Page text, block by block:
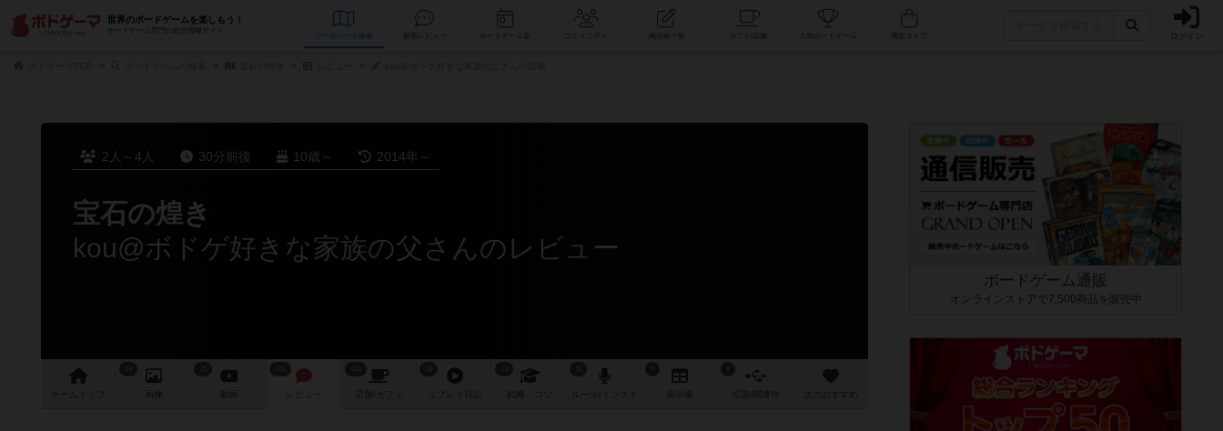
世界のボードゲームを楽しもう！
ボードゲーム専門の総合情報サイト
データベース コミュニティ 人気ボードゲーム ログイン
2人～4人 30分前後 10歳～ 2014年～
宝石の煌き
kou@ボドゲ好きな家族の父さんのレビュー
ゲーム 画像 レビュー 店舗/ カフェ 戦略 作 次のおすすめ
ボードゲーム通販
オンラインストアで7,500商品を販売中